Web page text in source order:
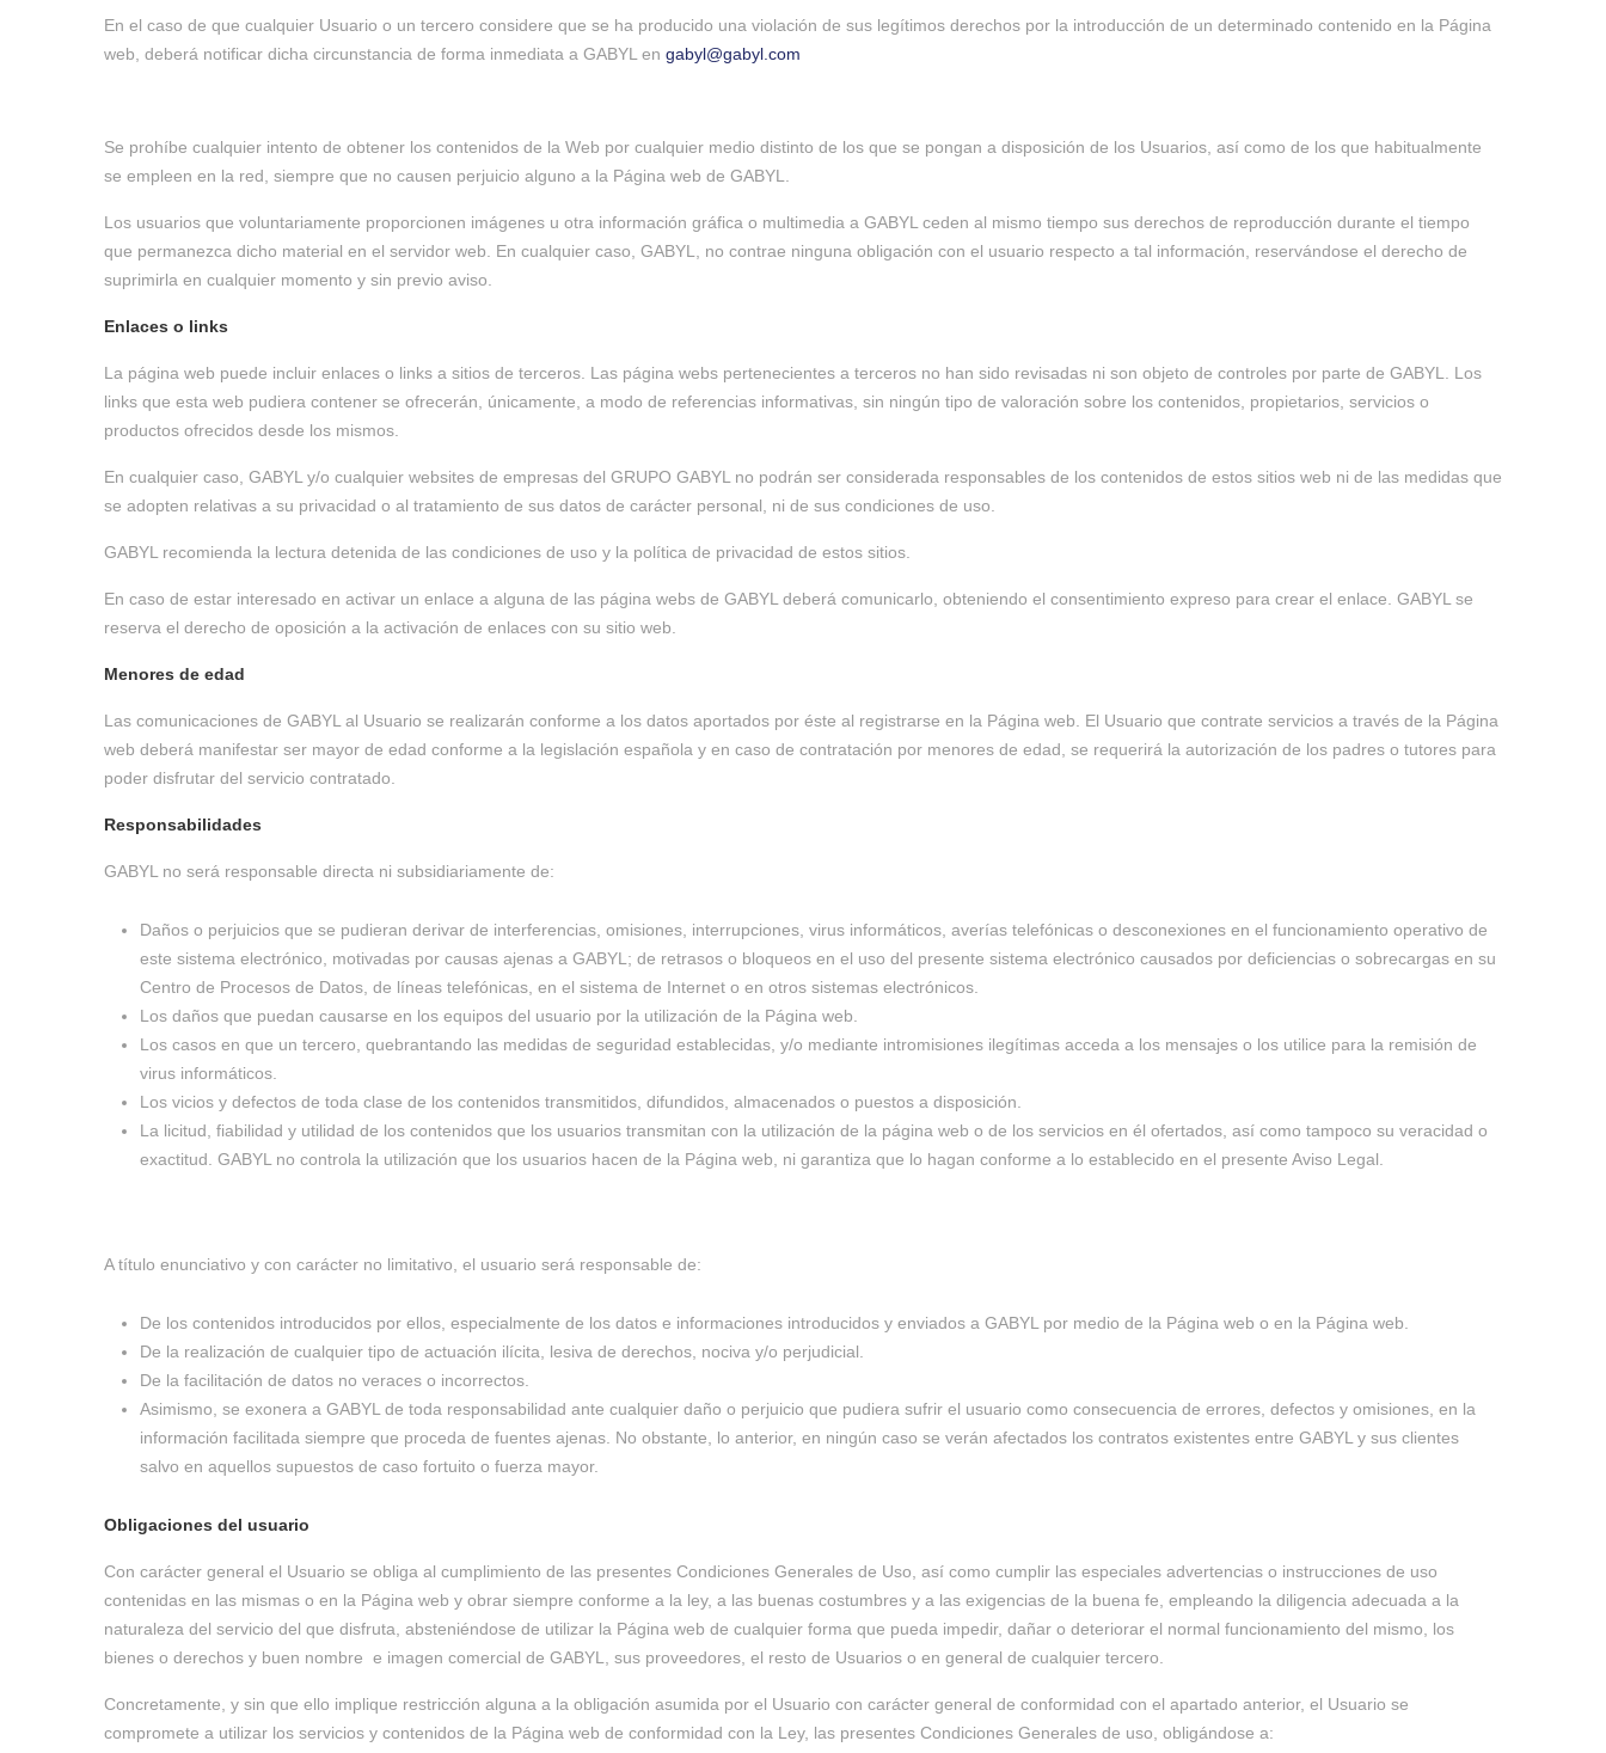
En el caso de que cualquier Usuario o un tercero considere que se ha producido una violación de sus legítimos derechos por la introducción de un determinado contenido en la Página
web, deberá notificar dicha circunstancia de forma inmediata a GABYL en gabyl@gabyl.com
Se prohíbe cualquier intento de obtener los contenidos de la Web por cualquier medio distinto de los que se pongan a disposición de los Usuarios, así como de los que habitualmente
se empleen en la red, siempre que no causen perjuicio alguno a la Página web de GABYL.
Los usuarios que voluntariamente proporcionen imágenes u otra información gráfica o multimedia a GABYL ceden al mismo tiempo sus derechos de reproducción durante el tiempo
que permanezca dicho material en el servidor web. En cualquier caso, GABYL, no contrae ninguna obligación con el usuario respecto a tal información, reservándose el derecho de
suprimirla en cualquier momento y sin previo aviso.
Enlaces o links
La página web puede incluir enlaces o links a sitios de terceros. Las página webs pertenecientes a terceros no han sido revisadas ni son objeto de controles por parte de GABYL. Los
links que esta web pudiera contener se ofrecerán, únicamente, a modo de referencias informativas, sin ningún tipo de valoración sobre los contenidos, propietarios, servicios o
productos ofrecidos desde los mismos.
En cualquier caso, GABYL y/o cualquier websites de empresas del GRUPO GABYL no podrán ser considerada responsables de los contenidos de estos sitios web ni de las medidas que
se adopten relativas a su privacidad o al tratamiento de sus datos de carácter personal, ni de sus condiciones de uso.
GABYL recomienda la lectura detenida de las condiciones de uso y la política de privacidad de estos sitios.
En caso de estar interesado en activar un enlace a alguna de las página webs de GABYL deberá comunicarlo, obteniendo el consentimiento expreso para crear el enlace. GABYL se
reserva el derecho de oposición a la activación de enlaces con su sitio web.
Menores de edad
Las comunicaciones de GABYL al Usuario se realizarán conforme a los datos aportados por éste al registrarse en la Página web. El Usuario que contrate servicios a través de la Página
web deberá manifestar ser mayor de edad conforme a la legislación española y en caso de contratación por menores de edad, se requerirá la autorización de los padres o tutores para
poder disfrutar del servicio contratado.
Responsabilidades
GABYL no será responsable directa ni subsidiariamente de:
Daños o perjuicios que se pudieran derivar de interferencias, omisiones, interrupciones, virus informáticos, averías telefónicas o desconexiones en el funcionamiento operativo de
este sistema electrónico, motivadas por causas ajenas a GABYL; de retrasos o bloqueos en el uso del presente sistema electrónico causados por deficiencias o sobrecargas en su
Centro de Procesos de Datos, de líneas telefónicas, en el sistema de Internet o en otros sistemas electrónicos.
Los daños que puedan causarse en los equipos del usuario por la utilización de la Página web.
Los casos en que un tercero, quebrantando las medidas de seguridad establecidas, y/o mediante intromisiones ilegítimas acceda a los mensajes o los utilice para la remisión de
virus informáticos.
Los vicios y defectos de toda clase de los contenidos transmitidos, difundidos, almacenados o puestos a disposición.
La licitud, fiabilidad y utilidad de los contenidos que los usuarios transmitan con la utilización de la página web o de los servicios en él ofertados, así como tampoco su veracidad o
exactitud. GABYL no controla la utilización que los usuarios hacen de la Página web, ni garantiza que lo hagan conforme a lo establecido en el presente Aviso Legal.
A título enunciativo y con carácter no limitativo, el usuario será responsable de:
De los contenidos introducidos por ellos, especialmente de los datos e informaciones introducidos y enviados a GABYL por medio de la Página web o en la Página web.
De la realización de cualquier tipo de actuación ilícita, lesiva de derechos, nociva y/o perjudicial.
De la facilitación de datos no veraces o incorrectos.
Asimismo, se exonera a GABYL de toda responsabilidad ante cualquier daño o perjuicio que pudiera sufrir el usuario como consecuencia de errores, defectos y omisiones, en la
información facilitada siempre que proceda de fuentes ajenas. No obstante, lo anterior, en ningún caso se verán afectados los contratos existentes entre GABYL y sus clientes
salvo en aquellos supuestos de caso fortuito o fuerza mayor.
Obligaciones del usuario
Con carácter general el Usuario se obliga al cumplimiento de las presentes Condiciones Generales de Uso, así como cumplir las especiales advertencias o instrucciones de uso
contenidas en las mismas o en la Página web y obrar siempre conforme a la ley, a las buenas costumbres y a las exigencias de la buena fe, empleando la diligencia adecuada a la
naturaleza del servicio del que disfruta, absteniéndose de utilizar la Página web de cualquier forma que pueda impedir, dañar o deteriorar el normal funcionamiento del mismo, los
bienes o derechos y buen nombre e imagen comercial de GABYL, sus proveedores, el resto de Usuarios o en general de cualquier tercero.
Concretamente, y sin que ello implique restricción alguna a la obligación asumida por el Usuario con carácter general de conformidad con el apartado anterior, el Usuario se
compromete a utilizar los servicios y contenidos de la Página web de conformidad con la Ley, las presentes Condiciones Generales de uso, obligándose a: